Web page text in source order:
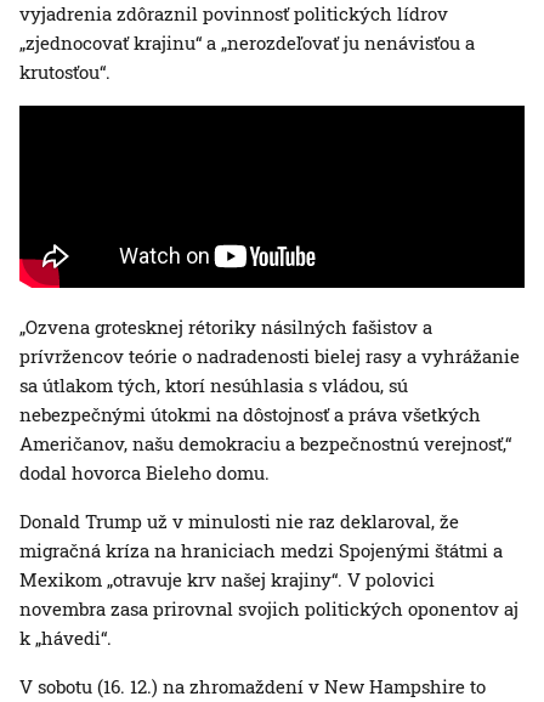
vyjadrenia zdôraznil povinnosť politických lídrov
„zjednocovať krajinu“ a „nerozdeľovať ju nenávisťou a
krutosťou“.
„Ozvena grotesknej rétoriky násilných fašistov a
prívržencov teórie o nadradenosti bielej rasy a vyhrážanie
sa útlakom tých, ktorí nesúhlasia s vládou, sú
nebezpečnými útokmi na dôstojnosť a práva všetkých
Američanov, našu demokraciu a bezpečnostnú verejnosť,“
dodal hovorca Bieleho domu.
Donald Trump už v minulosti nie raz deklaroval, že
migračná kríza na hraniciach medzi Spojenými štátmi a
Mexikom „otravuje krv našej krajiny“. V polovici
novembra zasa prirovnal svojich politických oponentov aj
k „hávedi“.
V sobotu (16. 12.) na zhromaždení v New Hampshire to